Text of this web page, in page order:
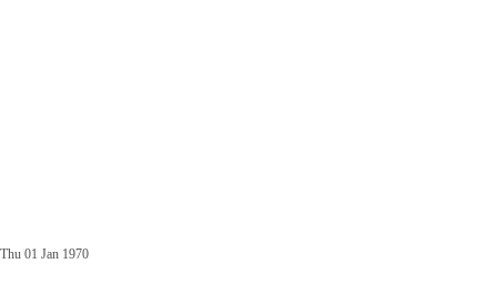
Thu 01 Jan 1970